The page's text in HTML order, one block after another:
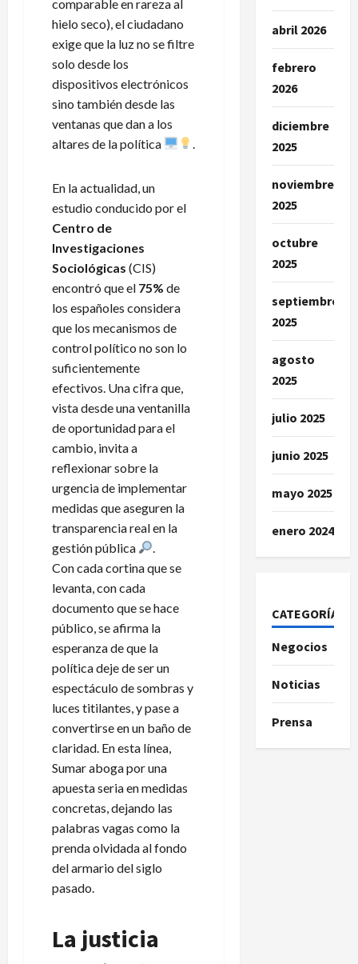
comparable en rareza al
hielo seco), el ciudadano
exige que la luz no se filtre
solo desde los
dispositivos electrónicos
sino también desde las
ventanas que dan a los
altares de la política
En la actualidad, un
estudio conducido por el
Centro de
Investigaciones
Sociológicas (CIS)
encontró que el 75% de
los españoles considera
que los mecanismos de
control político no son lo
suficientemente
efectivos. Una cifra que,
vista desde una ventanilla
de oportunidad para el
cambio, invita a
reflexionar sobre la
urgencia de implementar
medidas que aseguren la
transparencia real en la
gestión pública
Con cada cortina que se
levanta, con cada
documento que se hace
público, se afirma la
esperanza de que la
política deje de ser un
espectáculo de sombras y
luces titilantes, y pase a
convertirse en un baño de
claridad. En esta línea,
Sumar aboga por una
apuesta seria en medidas
concretas, dejando las
palabras vagas como la
prenda olvidada al fondo
del armario del siglo
pasado.
La justicia
abril 2026
febrero
2026
diciembre
2025
noviembre
2025
octubre
2025
septiembre
2025
agosto
2025
julio 2025
junio 2025
mayo 2025
enero 2024
CATEGORÍAS
Negocios
Noticias
Prensa